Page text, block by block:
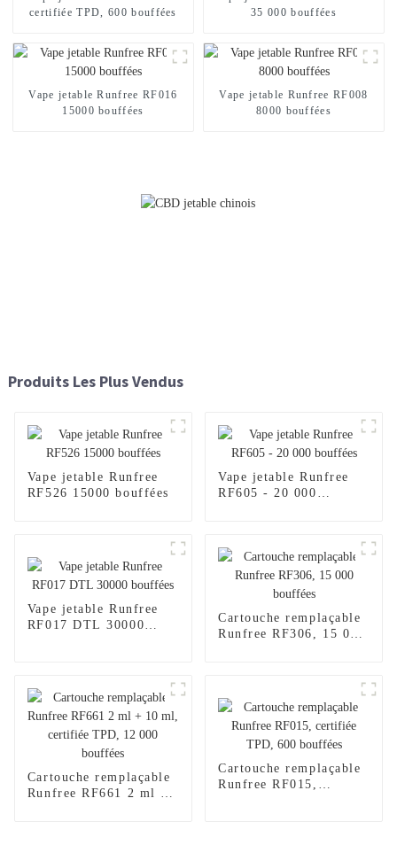
certifiée TPD, 600 bouffées
35 000 bouffées
Vape jetable Runfree RF016
15000 bouffées
Vape jetable Runfree RF008
8000 bouffées
Produits Les Plus Vendus
Vape jetable Runfree
RF526 15000 bouffées
Vape jetable Runfree
RF605 - 20 000
Vape jetable Runfree
RF017 DTL 30000
Cartouche remplaçable
Runfree RF306, 15 000
Cartouche remplaçable
Runfree RF661 2 ml +
Cartouche remplaçable
Runfree RF015,